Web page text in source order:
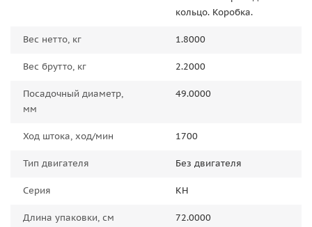
кольцо. Коробка.
Вес нетто, кг 1.8000
Вес брутто, кг 2.2000
Посадочный диаметр,
мм
49.0000
Ход штока, ход/мин 1700
Тип двигателя Без двигателя
Серия КН
Длина упаковки, см 72.0000